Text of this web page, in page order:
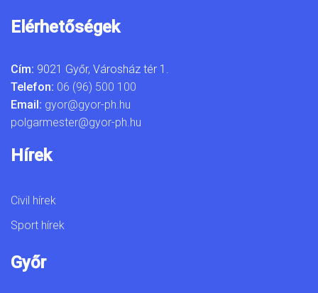
Elérhetőségek
Cím: 9021 Győr, Városház tér 1.
Telefon: 06 (96) 500 100
Email: gyor@gyor-ph.hu
polgarmester@gyor-ph.hu
Hírek
Civil hírek
Sport hírek
Győr